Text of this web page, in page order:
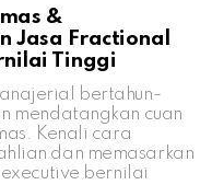
&
Jasa Fractional
Tinggi
bertahun-
mendatangkan cuan
Kenali cara
dan memasarkan
bernilai